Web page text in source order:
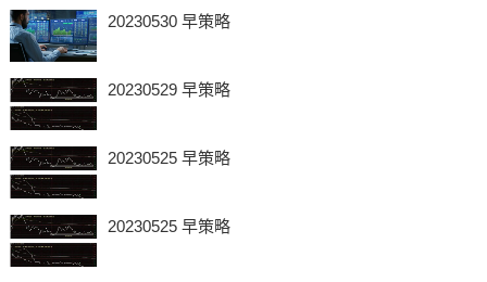
20230530 早策略
20230529 早策略
20230525 早策略
20230525 早策略